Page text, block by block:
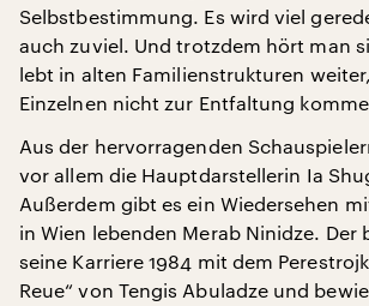
Selbstbestimmung. Es wird viel
auch zuviel. Und trotzdem hört man
lebt in alten Familienstrukturen
Einzelnen nicht zur Entfaltung
Aus der hervorragenden
vor allem die Hauptdarstellerin Ia
Außerdem gibt es ein Wiedersehen
in Wien lebenden Merab Ninidze. Der
seine Karriere 1984 mit dem
Reue“ von Tengis Abuladze und